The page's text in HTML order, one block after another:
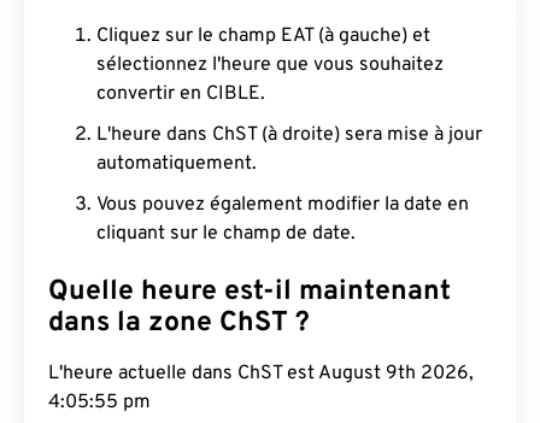
Cliquez sur le champ EAT (à gauche) et
sélectionnez l'heure que vous souhaitez
convertir en CIBLE.
L'heure dans ChST (à droite) sera mise à jour
automatiquement.
Vous pouvez également modifier la date en
cliquant sur le champ de date.
Quelle heure est-il maintenant
dans la zone ChST ?
L'heure actuelle dans ChST est August 9th 2026,
4:05:56 pm